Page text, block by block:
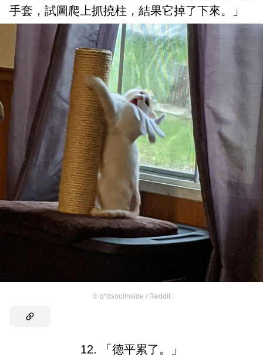
手套，試圖爬上抓撓柱，結果它掉了下來。」
© d*dsoulinside / Reddit
12. 「德平累了。」